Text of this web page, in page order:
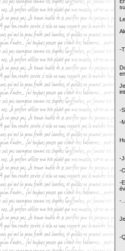
-
-
-
-
-
-
-
-